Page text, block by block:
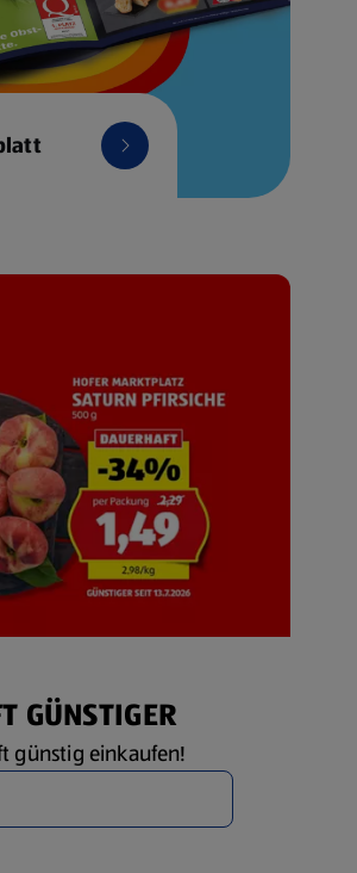
GÜNSTIGER
günstig einkaufen!